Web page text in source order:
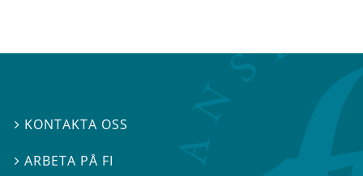
 KONTAKTA OSS
 ARBETA PÅ FI